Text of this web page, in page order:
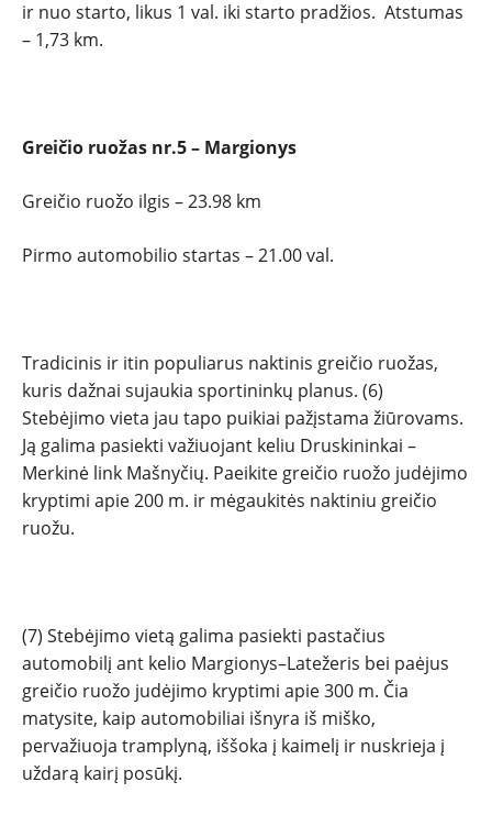
ir nuo starto, likus 1 val. iki starto pradžios. Atstumas
– 1,73 km.
Greičio ruožas nr.5 – Margionys
Greičio ruožo ilgis – 23.98 km
Pirmo automobilio startas – 21.00 val.
Tradicinis ir itin populiarus naktinis greičio ruožas,
kuris dažnai sujaukia sportininkų planus. (6)
Stebėjimo vieta jau tapo puikiai pažįstama žiūrovams.
Ją galima pasiekti važiuojant keliu Druskininkai –
Merkinė link Mašnyčių. Paeikite greičio ruožo judėjimo
kryptimi apie 200 m. ir mėgaukitės naktiniu greičio
ruožu.
(7) Stebėjimo vietą galima pasiekti pastačius
automobilį ant kelio Margionys–Latežeris bei paėjus
greičio ruožo judėjimo kryptimi apie 300 m. Čia
matysite, kaip automobiliai išnyra iš miško,
pervažiuoja tramplyną, iššoka į kaimelį ir nuskrieja į
uždarą kairį posūkį.